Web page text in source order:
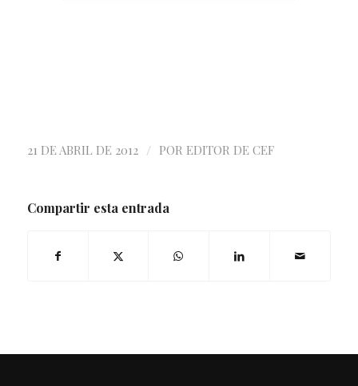
21 DE ABRIL DE 2012 / POR EDITOR DE CEF
Compartir esta entrada